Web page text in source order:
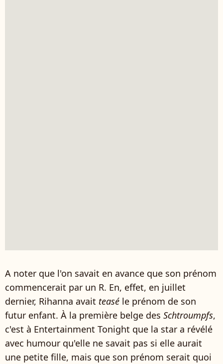
A noter que l'on savait en avance que son prénom
commencerait par un R. En, effet, en juillet
dernier, Rihanna avait teasé le prénom de son
futur enfant. À la première belge des Schtroumpfs,
c'est à Entertainment Tonight que la star a révélé
avec humour qu'elle ne savait pas si elle aurait
une petite fille, mais que son prénom serait quoi